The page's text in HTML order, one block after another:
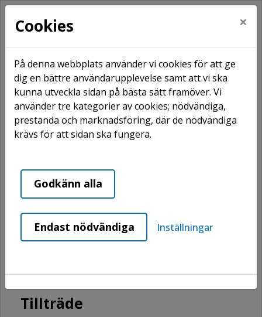
Hem Hyresgästssidor Inflyttning
Inflyttning
Välkommen som hyresgäst
hos Härjegårdar.
När du är nyinflyttad finns det många
frågor och saker att komma ihåg. Här
Undrar du över något så kontakta oss gärna.
Tillträde
Cookies ×
På denna webbplats använder vi cookies för att ge
dig en bättre användarupplevelse samt att vi ska
kunna utveckla sidan på bästa sätt framöver. Vi
använder tre kategorier av cookies; nödvändiga,
prestanda och marknadsföring, där de nödvändiga
krävs för att sidan ska fungera.
Godkänn alla
Endast nödvändiga Inställningar